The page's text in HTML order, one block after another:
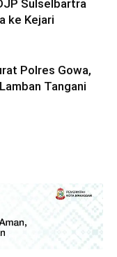
Sulselbartra
ke Kejari
Polres Gowa,
Tangani